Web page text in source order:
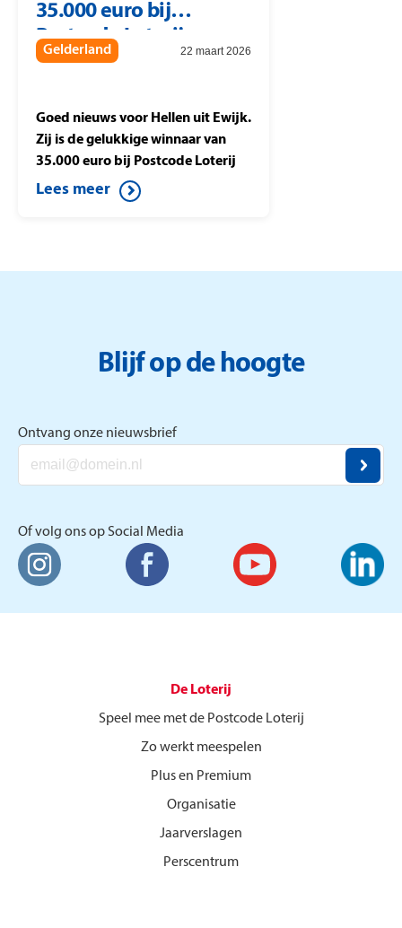
waarmee zij meespelen in de
Postcode Loterij.
35.000 euro bij
Postcode Loterij
Miljoenenjacht
Gelderland 22 maart 2026
Goed nieuws voor Hellen uit Ewijk.
Zij is de gelukkige winnaar van
35.000 euro bij Postcode Loterij
Miljoenenjacht. Ze speelt de halve
finale tegen Berteld uit Gorssel en
Lees meer
Blijf op de hoogte
Ontvang onze nieuwsbrief
Of volg ons op Social Media
De Loterij
Speel mee met de Postcode Loterij
Zo werkt meespelen
Plus en Premium
Organisatie
Jaarverslagen
Perscentrum